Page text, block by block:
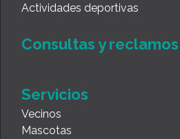
Actividades deportivas
Consultas y reclamos
Servicios
Vecinos
Mascotas